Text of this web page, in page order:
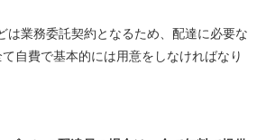
は業務委託契約となるため、配達に必要な
自費で基本的には用意をしなければなり